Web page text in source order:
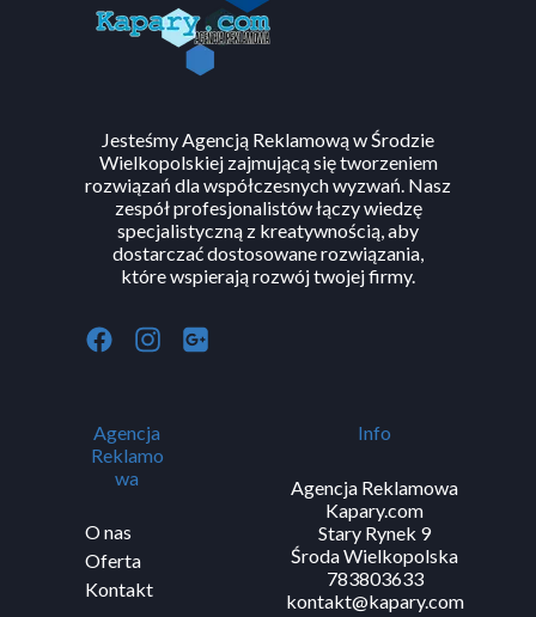
Jesteśmy Agencją Reklamową w Środzie
Wielkopolskiej zajmującą się tworzeniem
rozwiązań dla współczesnych wyzwań. Nasz
zespół profesjonalistów łączy wiedzę
specjalistyczną z kreatywnością, aby
dostarczać dostosowane rozwiązania,
które wspierają rozwój twojej firmy.
Agencja
Reklamo
wa
O nas
Oferta
Kontakt
Info
Agencja Reklamowa
Kapary.com
Stary Rynek 9
Środa Wielkopolska
783803633
kontakt@kapary.com
Wszystkie prawa zastrzeżone ©
korzysta z plikówcookieszgodnie z